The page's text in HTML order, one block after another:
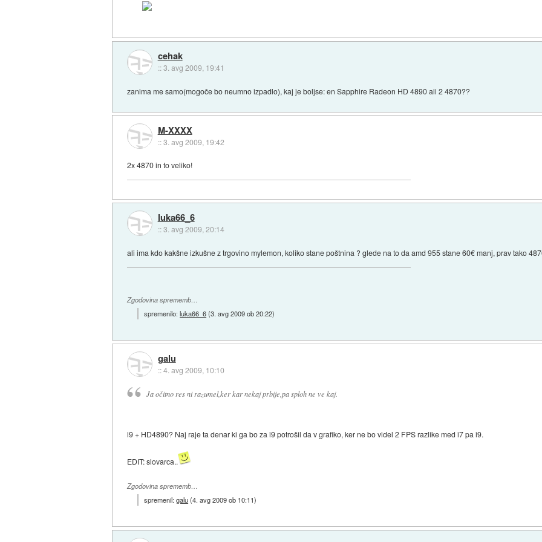
cehak
::3. avg 2009, 19:41
zanima me samo(mogoče bo neumno izpadlo), kaj je boljse: en Sapphire Radeon HD 4890 ali 2 4870??
M-XXXX
::3. avg 2009, 19:42
2x 4870 in to veliko!
luka66_6
::3. avg 2009, 20:14
ali ima kdo kakšne izkušne z trgovino mylemon, koliko stane poštnina ? glede na to da amd 955 stane 60€ manj, prav tako
Zgodovina sprememb…
spremenilo:luka66_6(3. avg 2009 ob 20:22)
galu
::4. avg 2009, 10:10
Ja očitno res ni razumel,ker kar nekaj prbije,pa sploh ne ve kaj.
i9 + HD4890? Naj raje ta denar ki ga bo za i9 potrošil da v grafiko, ker ne bo videl 2 FPS razlike med i7 pa i9.
EDIT: slovarca..
Zgodovina sprememb…
spremenil:galu(4. avg 2009 ob 10:11)